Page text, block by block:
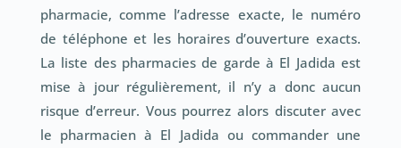
pharmacie, comme l’adresse exacte, le numéro
de téléphone et les horaires d’ouverture exacts.
La liste des pharmacies de garde à El Jadida est
mise à jour régulièrement, il n’y a donc aucun
risque d’erreur. Vous pourrez alors discuter avec
le pharmacien à El Jadida ou commander une